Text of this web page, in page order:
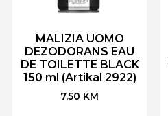
MALIZIA UOMO
DEZODORANS EAU
DE TOILETTE BLACK
150 ml (Artikal 2922)
7,50 KM